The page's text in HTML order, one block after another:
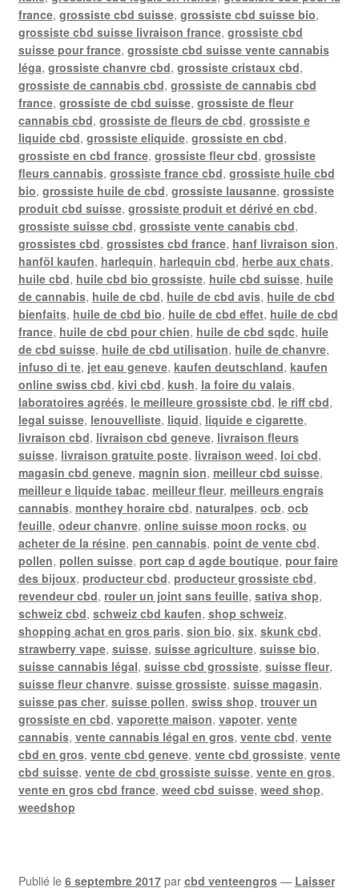
france, grossiste cbd suisse, grossiste cbd suisse bio,
grossiste cbd suisse livraison france, grossiste cbd
suisse pour france, grossiste cbd suisse vente cannabis
léga, grossiste chanvre cbd, grossiste cristaux cbd,
grossiste de cannabis cbd, grossiste de cannabis cbd
france, grossiste de cbd suisse, grossiste de fleur
cannabis cbd, grossiste de fleurs de cbd, grossiste e
liquide cbd, grossiste eliquide, grossiste en cbd,
grossiste en cbd france, grossiste fleur cbd, grossiste
fleurs cannabis, grossiste france cbd, grossiste huile cbd
bio, grossiste huile de cbd, grossiste lausanne, grossiste
produit cbd suisse, grossiste produit et dérivé en cbd,
grossiste suisse cbd, grossiste vente canabis cbd,
grossistes cbd, grossistes cbd france, hanf livraison sion,
hanföl kaufen, harlequin, harlequin cbd, herbe aux chats,
huile cbd, huile cbd bio grossiste, huile cbd suisse, huile
de cannabis, huile de cbd, huile de cbd avis, huile de cbd
bienfaits, huile de cbd bio, huile de cbd effet, huile de cbd
france, huile de cbd pour chien, huile de cbd sqdc, huile
de cbd suisse, huile de cbd utilisation, huile de chanvre,
infuso di te, jet eau geneve, kaufen deutschland, kaufen
online swiss cbd, kivi cbd, kush, la foire du valais,
laboratoires agréés, le meilleure grossiste cbd, le riff cbd,
legal suisse, lenouvelliste, liquid, liquide e cigarette,
livraison cbd, livraison cbd geneve, livraison fleurs
suisse, livraison gratuite poste, livraison weed, loi cbd,
magasin cbd geneve, magnin sion, meilleur cbd suisse,
meilleur e liquide tabac, meilleur fleur, meilleurs engrais
cannabis, monthey horaire cbd, naturalpes, ocb, ocb
feuille, odeur chanvre, online suisse moon rocks, ou
acheter de la résine, pen cannabis, point de vente cbd,
pollen, pollen suisse, port cap d agde boutique, pour faire
des bijoux, producteur cbd, producteur grossiste cbd,
revendeur cbd, rouler un joint sans feuille, sativa shop,
schweiz cbd, schweiz cbd kaufen, shop schweiz,
shopping achat en gros paris, sion bio, six, skunk cbd,
strawberry vape, suisse, suisse agriculture, suisse bio,
suisse cannabis légal, suisse cbd grossiste, suisse fleur,
suisse fleur chanvre, suisse grossiste, suisse magasin,
suisse pas cher, suisse pollen, swiss shop, trouver un
grossiste en cbd, vaporette maison, vapoter, vente
cannabis, vente cannabis légal en gros, vente cbd, vente
cbd en gros, vente cbd geneve, vente cbd grossiste, vente
cbd suisse, vente de cbd grossiste suisse, vente en gros,
vente en gros cbd france, weed cbd suisse, weed shop,
weedshop
Publié le 6 septembre 2017 par cbd venteengros — Laisser